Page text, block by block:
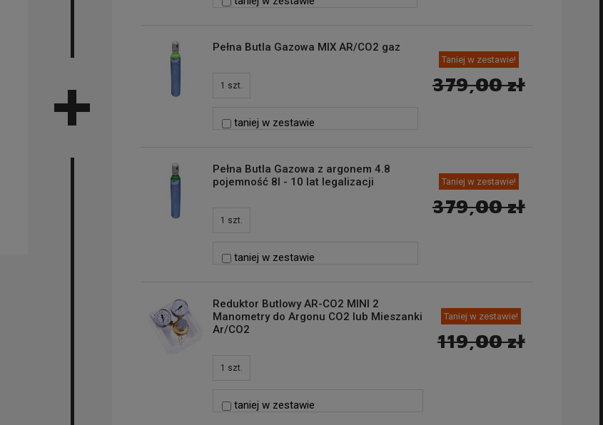
Pełna Butla Gazowa MIX AR/CO2 gaz
1 szt.
taniej w zestawie
379,00 zł
Taniej w zestawie!
Pełna Butla Gazowa z argonem 4.8
pojemność 8l - 10 lat legalizacji
1 szt.
taniej w zestawie
379,00 zł
Taniej w zestawie!
Reduktor Butlowy AR-CO2 MINI 2
Manometry do Argonu CO2 lub Mieszanki
Ar/CO2
1 szt.
taniej w zestawie
119,00 zł
Taniej w zestawie!